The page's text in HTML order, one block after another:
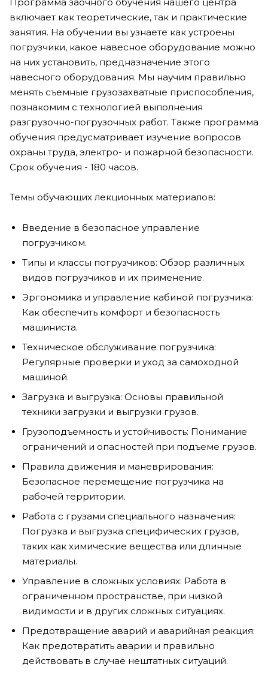
включает как теоретические, так и практические
занятия. На обучении вы узнаете как устроены
погрузчики, какое навесное оборудование можно
на них установить, предназначение этого
навесного оборудования. Мы научим правильно
менять съемные грузозахватные приспособления,
познакомим с технологией выполнения
разгрузочно-погрузочных работ. Также программа
обучения предусматривает изучение вопросов
охраны труда, электро- и пожарной безопасности.
Срок обучения - 180 часов.
Темы обучающих лекционных материалов:
Введение в безопасное управление
погрузчиком.
Типы и классы погрузчиков: Обзор различных
видов погрузчиков и их применение.
Эргономика и управление кабиной погрузчика:
Как обеспечить комфорт и безопасность
машиниста.
Техническое обслуживание погрузчика:
Регулярные проверки и уход за самоходной
машиной.
Загрузка и выгрузка: Основы правильной
техники загрузки и выгрузки грузов.
Грузоподъемность и устойчивость: Понимание
ограничений и опасностей при подъеме грузов.
Правила движения и маневрирования:
Безопасное перемещение погрузчика на
рабочей территории.
Работа с грузами специального назначения:
Погрузка и выгрузка специфических грузов,
таких как химические вещества или длинные
материалы.
Управление в сложных условиях: Работа в
ограниченном пространстве, при низкой
видимости и в других сложных ситуациях.
Предотвращение аварий и аварийная реакция:
Как предотвратить аварии и правильно
действовать в случае нештатных ситуаций.